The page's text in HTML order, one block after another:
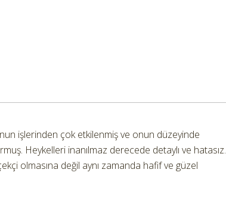
işlerinden çok etkilenmiş ve onun düzeyinde
Heykelleri inanılmaz derecede detaylı ve hatasız.
olmasına değil aynı zamanda hafif ve güzel